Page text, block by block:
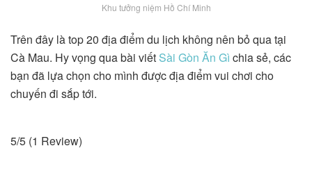
Khu tưởng niệm Hồ Chí Minh
Trên đây là top 20 địa điểm du lịch không nên bỏ qua tại
Cà Mau. Hy vọng qua bài viết Sài Gòn Ăn Gì chia sẻ, các
bạn đã lựa chọn cho mình được địa điểm vui chơi cho
chuyến đi sắp tới.
5/5 (1 Review)